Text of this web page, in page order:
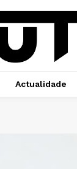
Actualidade